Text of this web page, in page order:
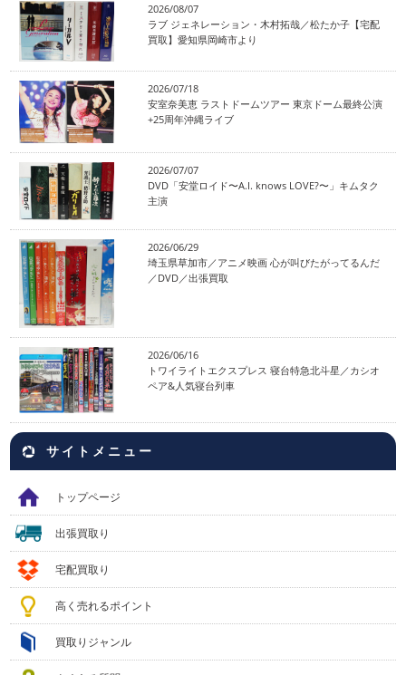
2026/08/07
ラブ ジェネレーション・木村拓哉／松たか子【宅配
買取】愛知県岡崎市より
2026/07/18
安室奈美恵 ラストドームツアー 東京ドーム最終公演
+25周年沖縄ライブ
2026/07/07
DVD「安堂ロイド〜A.I. knows LOVE?〜」キムタク
主演
2026/06/29
埼玉県草加市／アニメ映画 心が叫びたがってるんだ
／DVD／出張買取
2026/06/16
トワイライトエクスプレス 寝台特急北斗星／カシオ
ペア&人気寝台列車
サイトメニュー
トップページ
出張買取り
宅配買取り
高く売れるポイント
買取りジャンル